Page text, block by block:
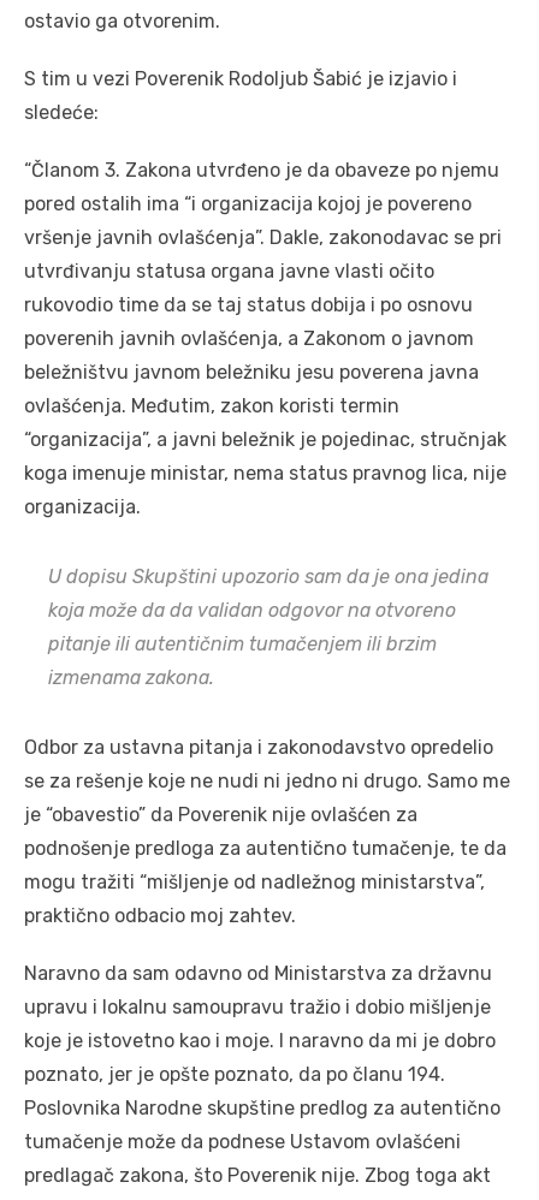
ostavio ga otvorenim.
S tim u vezi Poverenik Rodolјub Šabić je izjavio i
sledeće:
“Članom 3. Zakona utvrđeno je da obaveze po njemu
pored ostalih ima “i organizacija kojoj je povereno
vršenje javnih ovlašćenja”. Dakle, zakonodavac se pri
utvrđivanju statusa organa javne vlasti očito
rukovodio time da se taj status dobija i po osnovu
poverenih javnih ovlašćenja, a Zakonom o javnom
beležništvu javnom beležniku jesu poverena javna
ovlašćenja. Međutim, zakon koristi termin
“organizacija”, a javni beležnik je pojedinac, stručnjak
koga imenuje ministar, nema status pravnog lica, nije
organizacija.
U dopisu Skupštini upozorio sam da je ona jedina
koja može da da validan odgovor na otvoreno
pitanje ili autentičnim tumačenjem ili brzim
izmenama zakona.
Odbor za ustavna pitanja i zakonodavstvo opredelio
se za rešenje koje ne nudi ni jedno ni drugo. Samo me
je “obavestio” da Poverenik nije ovlašćen za
podnošenje predloga za autentično tumačenje, te da
mogu tražiti “mišlјenje od nadležnog ministarstva”,
praktično odbacio moj zahtev.
Naravno da sam odavno od Ministarstva za državnu
upravu i lokalnu samoupravu tražio i dobio mišlјenje
koje je istovetno kao i moje. I naravno da mi je dobro
poznato, jer je opšte poznato, da po članu 194.
Poslovnika Narodne skupštine predlog za autentično
tumačenje može da podnese Ustavom ovlašćeni
predlagač zakona, što Poverenik nije. Zbog toga akt